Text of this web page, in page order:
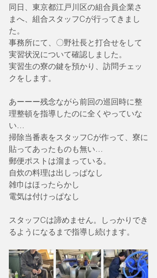
同日、東京都江戸川区の組合員企業さ
まへ、組合スタッフCが行ってきまし
た。
事務所にて、〇野社長と打合せをして
実習状況について確認しました。
実習生の寮の鍵を預かり、訪問チェッ
クをします。
あーーー残念ながら前回の巡回時に整
理整頓を指導したのに全くやっていな
い…
掃除当番表をスタッフCが作って、寮に
貼ってあったものも無い…
郵便ポストは溜まっている。
自炊の料理は出しっぱなし
雑巾はほったらかし
電気は付けっぱなし
スタッフCは諦めません。しっかりでき
るようになるまで指導し続けます。